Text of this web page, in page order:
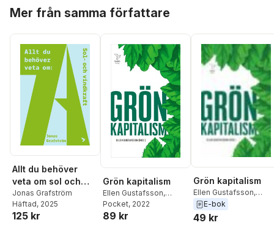
Mer från samma författare
Allt du behöver
veta om sol och
vindkraft
Jonas Grafström
Häftad, 2025
125 kr
Grön kapitalism
Ellen Gustafsson,
Mattias Svensson
Runar Brännlund
Pocket, 2022
89 kr
Grön kapitalism
Ellen Gustafsson,
Mattias Svensson
Runar Brännlund
E-bok
49 kr